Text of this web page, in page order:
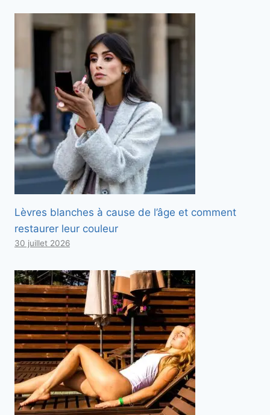
Lèvres blanches à cause de l’âge et comment
restaurer leur couleur
30 juillet 2026